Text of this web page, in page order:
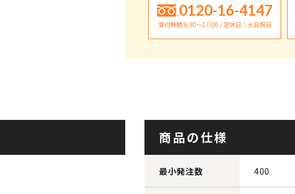
0120-16-4147
受付時間 9:30〜17:00 / 定休日：土日祝日
商品の仕様
最小発注数 400